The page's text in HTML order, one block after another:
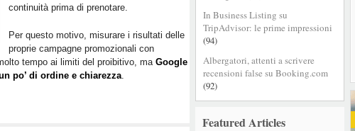
In Business Listing su
TripAdvisor: le prime impressioni
(94)
Albergatori, attenti a scrivere
recensioni false su Booking.com
(92)
Featured Articles
clienti
tutti
i
dispositivi
continuità prima di prenotare.
Per questo motivo, misurare i risultati delle
proprie campagne promozionali con
tempo ai limiti del proibitivo, maGoogle
po’ di ordine e chiarezza.